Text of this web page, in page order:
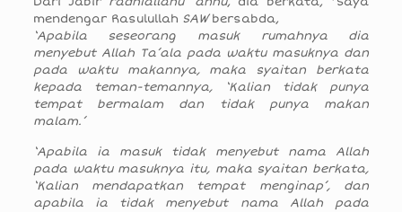
mendengar Rasulullah SAWbersabda,
‘Apabila seseorang masuk rumahnya dia
menyebut Allah Ta’ala pada waktu masuknya dan
pada waktu makannya, maka syaitan berkata
kepada teman-temannya, ‘Kalian tidak punya
tempat bermalam dan tidak punya makan
malam.’
‘Apabila ia masuk tidak menyebut nama Allah
pada waktu masuknya itu, maka syaitan berkata,
‘Kalian mendapatkan tempat menginap’, dan
apabila ia tidak menyebut nama Allah pada